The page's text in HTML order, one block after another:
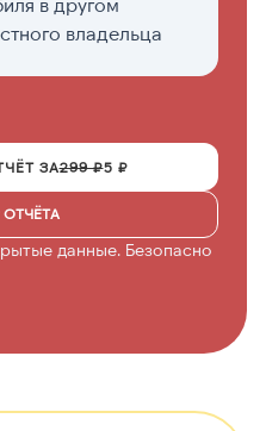
владельца
ЗА299 ₽5 ₽
данные. Безопасно